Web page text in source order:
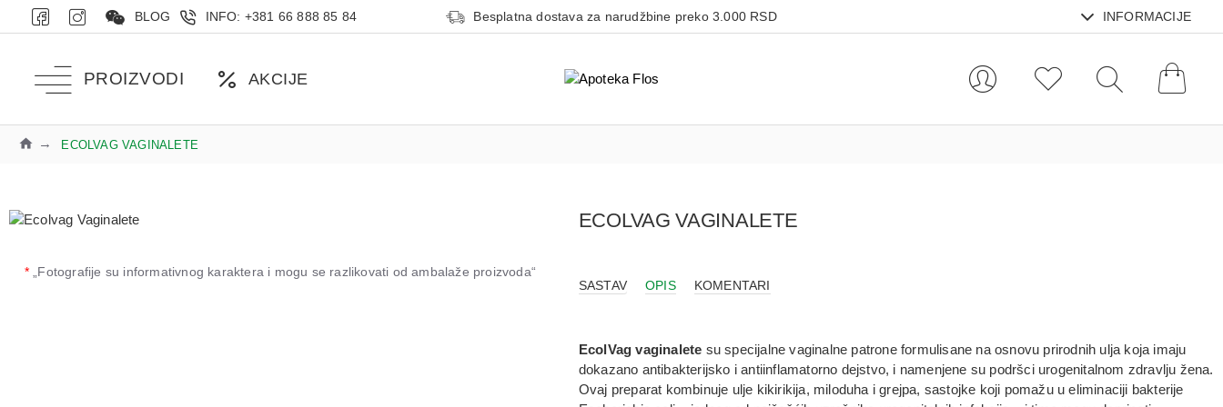
BLOG INFO: +381 66 888 85 84 Besplatna dostava za narudžbine preko 3.000 RSD INFORMACIJE
PROIZVODI AKCIJE
ECOLVAG VAGINALETE
*„Fotografije su informativnog karaktera i mogu se razlikovati od ambalaže proizvoda“
ECOLVAG VAGINALETE
SASTAV OPIS KOMENTARI
EcolVag vaginalete su specijalne vaginalne patrone formulisane na osnovu prirodnih ulja koja imaju
dokazano antibakterijsko i antiinflamatorno dejstvo, i namenjene su podršci urogenitalnom zdravlju žena.
Ovaj preparat kombinuje ulje kikirikija, miloduha i grejpa, sastojke koji pomažu u eliminaciji bakterije